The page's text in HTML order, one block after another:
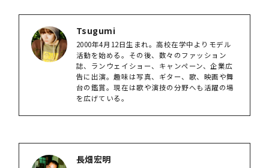
Tsugumi
2000年4月12日生まれ。高校在学中よりモデル
活動を始める。その後、数々のファッション
誌、ランウェイショー、キャンペーン、企業広
告に出演。趣味は写真、ギター、歌、映画や舞
台の鑑賞。現在は歌や演技の分野へも活躍の場
を広げている。
長畑宏明